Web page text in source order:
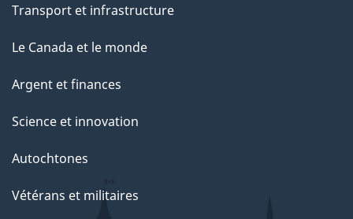
Transport et infrastructure
Le Canada et le monde
Argent et finances
Science et innovation
Autochtones
Vétérans et militaires